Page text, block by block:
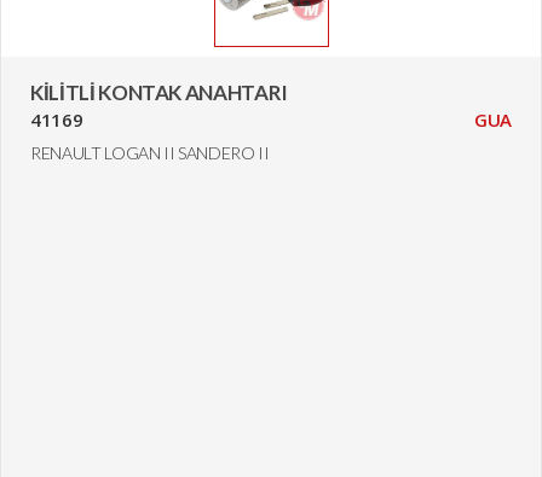
KİLİTLİ KONTAK ANAHTARI
41169 GUA
RENAULT LOGAN II SANDERO II